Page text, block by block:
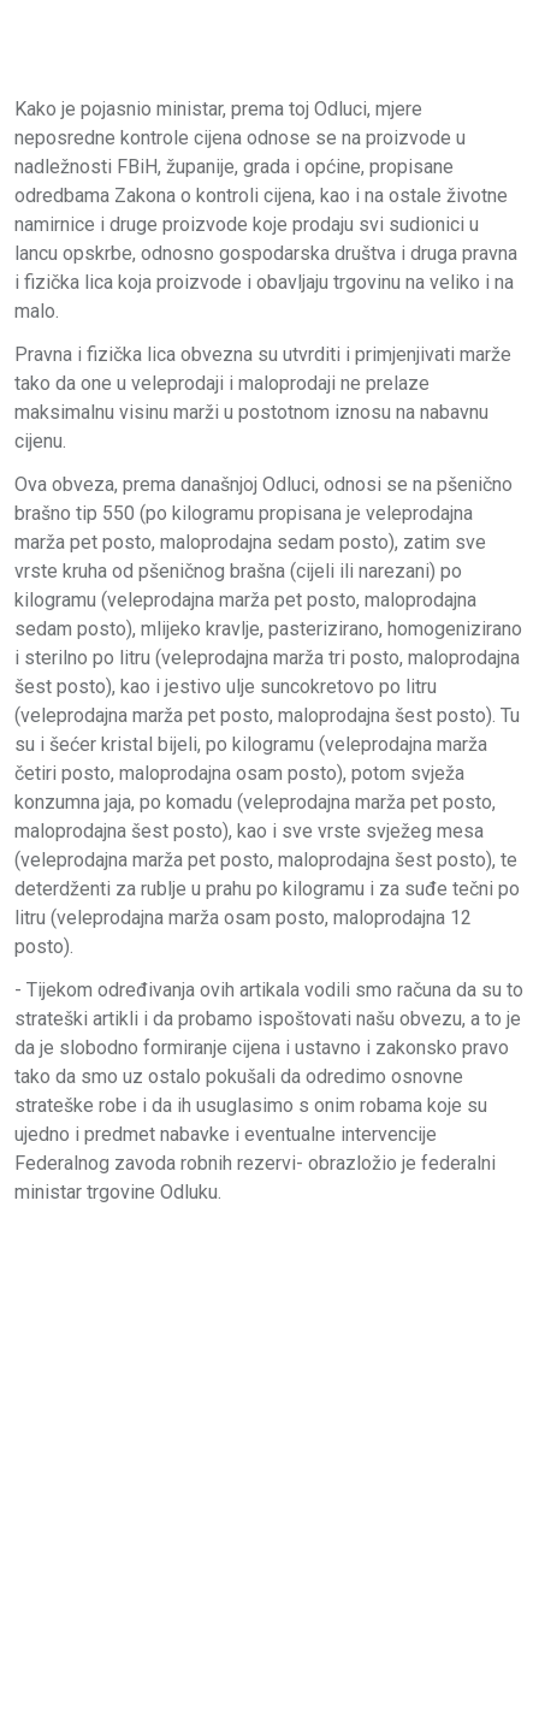
Kako je pojasnio ministar, prema toj Odluci, mjere
neposredne kontrole cijena odnose se na proizvode u
nadležnosti FBiH, županije, grada i općine, propisane
odredbama Zakona o kontroli cijena, kao i na ostale životne
namirnice i druge proizvode koje prodaju svi sudionici u
lancu opskrbe, odnosno gospodarska društva i druga pravna
i fizička lica koja proizvode i obavljaju trgovinu na veliko i na
malo.
Pravna i fizička lica obvezna su utvrditi i primjenjivati marže
tako da one u veleprodaji i maloprodaji ne prelaze
maksimalnu visinu marži u postotnom iznosu na nabavnu
cijenu.
Ova obveza, prema današnjoj Odluci, odnosi se na pšenično
brašno tip 550 (po kilogramu propisana je veleprodajna
marža pet posto, maloprodajna sedam posto), zatim sve
vrste kruha od pšeničnog brašna (cijeli ili narezani) po
kilogramu (veleprodajna marža pet posto, maloprodajna
sedam posto), mlijeko kravlje, pasterizirano, homogenizirano
i sterilno po litru (veleprodajna marža tri posto, maloprodajna
šest posto), kao i jestivo ulje suncokretovo po litru
(veleprodajna marža pet posto, maloprodajna šest posto). Tu
su i šećer kristal bijeli, po kilogramu (veleprodajna marža
četiri posto, maloprodajna osam posto), potom svježa
konzumna jaja, po komadu (veleprodajna marža pet posto,
maloprodajna šest posto), kao i sve vrste svježeg mesa
(veleprodajna marža pet posto, maloprodajna šest posto), te
deterdženti za rublje u prahu po kilogramu i za suđe tečni po
litru (veleprodajna marža osam posto, maloprodajna 12
posto).
- Tijekom određivanja ovih artikala vodili smo računa da su to
strateški artikli i da probamo ispoštovati našu obvezu, a to je
da je slobodno formiranje cijena i ustavno i zakonsko pravo
tako da smo uz ostalo pokušali da odredimo osnovne
strateške robe i da ih usuglasimo s onim robama koje su
ujedno i predmet nabavke i eventualne intervencije
Federalnog zavoda robnih rezervi- obrazložio je federalni
ministar trgovine Odluku.